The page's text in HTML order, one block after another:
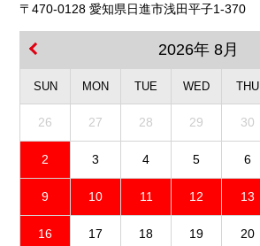
〒470-0128 愛知県日進市浅田平子1-370
2026年 8月
SUN MON TUE WED THU
26 27 28 29 30
2 3 4 5 6
9 10 11 12 13
16 17 18 19 20